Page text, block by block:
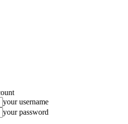
your username
your password